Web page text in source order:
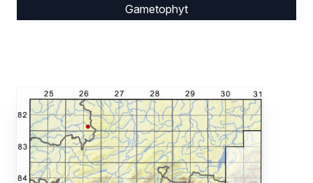
Gametophyt